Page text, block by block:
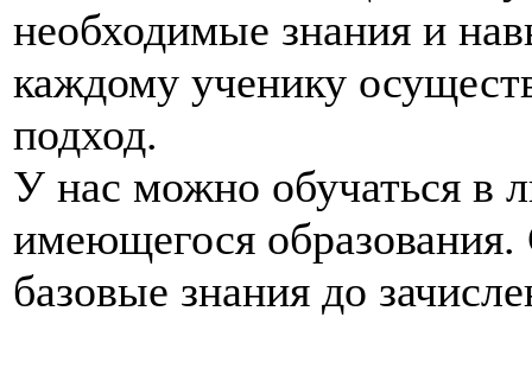
необходимые знания и
каждому ученику
подход.
У нас можно обучаться в
имеющегося образования.
базовые знания до